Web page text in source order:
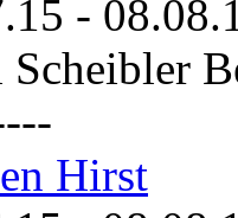
-
Scheibler
Hirst